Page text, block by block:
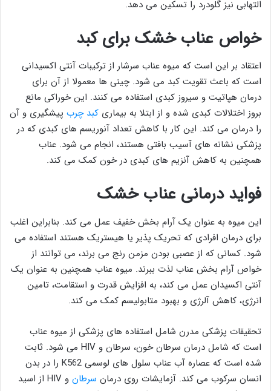
التهابی نیز گلودرد را تسکین می دهد.
خواص عناب خشک برای کبد
اعتقاد بر این است که میوه عناب سرشار از ترکیبات آنتی اکسیدانی
است که باعث تقویت کبد می شود. چینی ها معمولا از آن برای
درمان هپاتیت و سیروز کبدی استفاده می کنند. این خوراکی مانع
بروز اختلالات کبدی شده و از ابتلا به بیماری کبد چرب پیشگیری و آن
را درمان می کند. این کار با کاهش تعداد آنوریسم های کبدی که در
پزشکی نشانه های آسیب بافتی هستند، انجام می شود. عناب
همچنین به کاهش آنزیم های کبدی در خون کمک می کند.
فواید درمانی عناب خشک
این میوه به عنوان یک آرام بخش خفیف عمل می کند. بنابراین اغلب
برای درمان افرادی که تحریک پذیر یا هیستریک هستند استفاده می
شود. کسانی که از عصبی بودن مزمن رنج می برند، می توانند از
خواص آرام بخش عناب لذت ببرند. میوه عناب همچنین به عنوان یک
آنتی اکسیدان عمل می کند، به افزایش قدرت و استقامت، تامین
انرژی، کاهش آلرژی و بهبود متابولیسم کمک می کند.
تحقیقات پزشکی مدرن شامل استفاده های پزشکی از میوه عناب
است که شامل درمان سرطان خون، سرطان و HIV می شود. ثابت
شده است که عصاره آب عناب سلول های لوسمی K562 را در بدن
انسان سرکوب می کند. آزمایشات روی درمان سرطان
و HIV از اسید